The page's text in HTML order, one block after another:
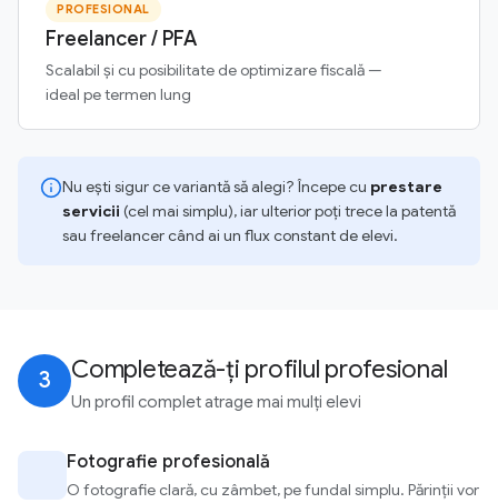
PROFESIONAL
Freelancer / PFA
Scalabil și cu posibilitate de optimizare fiscală —
ideal pe termen lung
Nu ești sigur ce variantă să alegi? Începe cu prestare
servicii (cel mai simplu), iar ulterior poți trece la patentă
sau freelancer când ai un flux constant de elevi.
3 Completează-ți profilul profesional
Un profil complet atrage mai mulți elevi
Fotografie profesională
O fotografie clară, cu zâmbet, pe fundal simplu. Părinții vor